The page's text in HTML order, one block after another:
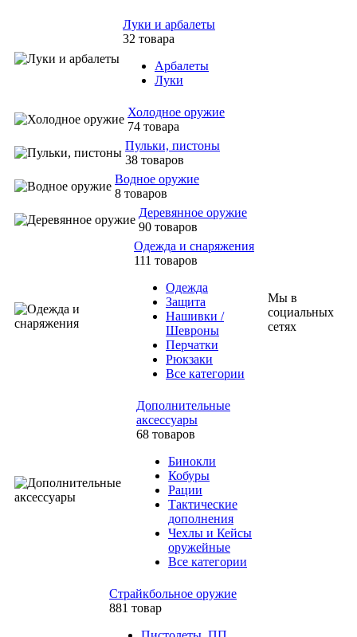
Луки и арбалеты
32 товара
Арбалеты
Луки
Холодное оружие
74 товара
Пульки, пистоны
38 товаров
Водное оружие
8 товаров
Деревянное оружие
90 товаров
Одежда и снаряжения
111 товаров
Одежда
Защита
Нашивки /
Шевроны
Перчатки
Рюкзаки
Все категории
Дополнительные
аксессуары
68 товаров
Бинокли
Кобуры
Рации
Тактические
дополнения
Чехлы и Кейсы
оружейные
Все категории
Страйкбольное оружие
881 товар
Мы в
социальных
сетях